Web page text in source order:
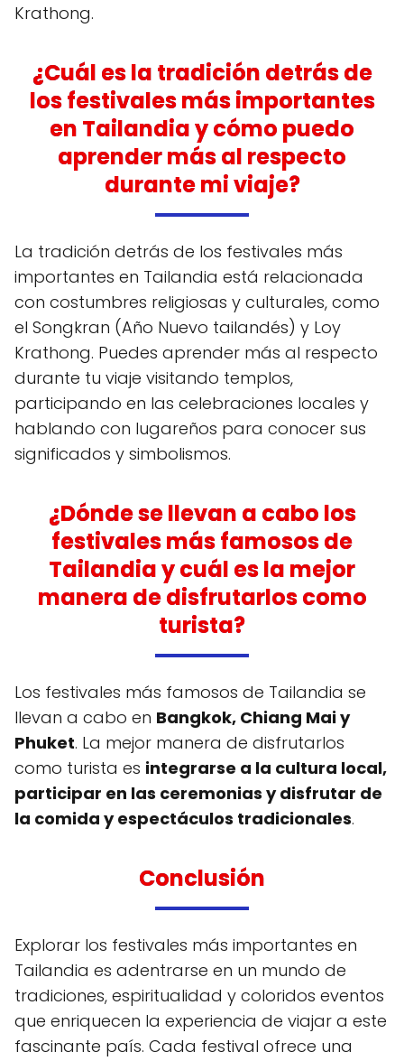
Krathong.
¿Cuál es la tradición detrás de
los festivales más importantes
en Tailandia y cómo puedo
aprender más al respecto
durante mi viaje?
La tradición detrás de los festivales más
importantes en Tailandia está relacionada
con costumbres religiosas y culturales, como
el Songkran (Año Nuevo tailandés) y Loy
Krathong. Puedes aprender más al respecto
durante tu viaje visitando templos,
participando en las celebraciones locales y
hablando con lugareños para conocer sus
significados y simbolismos.
¿Dónde se llevan a cabo los
festivales más famosos de
Tailandia y cuál es la mejor
manera de disfrutarlos como
turista?
Los festivales más famosos de Tailandia se
llevan a cabo en Bangkok, Chiang Mai y
Phuket. La mejor manera de disfrutarlos
como turista es integrarse a la cultura local,
participar en las ceremonias y disfrutar de
la comida y espectáculos tradicionales.
Conclusión
Explorar los festivales más importantes en
Tailandia es adentrarse en un mundo de
tradiciones, espiritualidad y coloridos eventos
que enriquecen la experiencia de viajar a este
fascinante país. Cada festival ofrece una